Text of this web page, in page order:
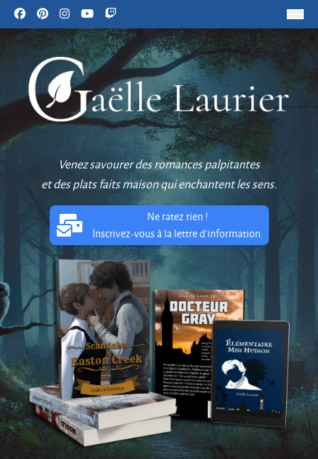
Venez savourer des romances palpitantes
et des plats faits maison qui enchantent les sens.
Ne ratez rien !
Inscrivez-vous à la lettre d'information.